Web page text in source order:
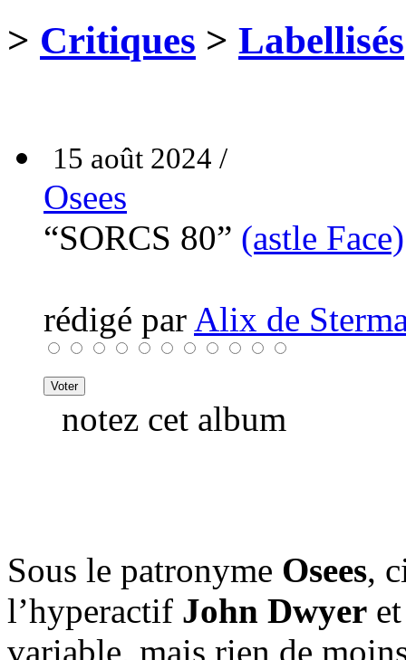
> Critiques > Labellisés
15 août 2024 /
Osees
“SORCS 80” (astle Face)
rédigé par Alix de
notez cet album
Sous le patronyme Osees,
l’hyperactif John Dwyer
variable, mais rien de